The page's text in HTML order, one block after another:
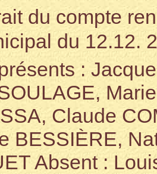
du compte
du 12.12.
:
Claude
BESSIÈRE,
Absent :